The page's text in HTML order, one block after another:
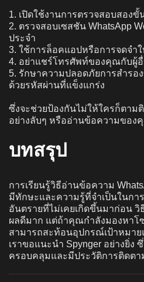
1. เปิดใช้งานการตรวจสอบสองขั้
2. ตรวจสอบเซสชัน WhatsApp
ประจำ
3. ใช้การล็อคแอปหรือการจดจำ
4. อย่าแชร์โทรศัพท์ของคุณกับผู้
5. รักษาความปลอดภัยการสำร
ด้วยรหัสผ่านที่แข็งแกร่ง
ซึ่งจะช่วยป้องกันไม่ให้ใครก็ตาม
อย่างลับๆ หรืออ่านข้อความขอ
บทสรุป
การเรียนรู้วิธีอ่านข้อความ
มีทักษะและความรู้ที่จำเป็นในก
อันตรายที่ไม่เคยเกิดขึ้นมาก่อน
ผลดีมาก แต่ถ้าคุณกำลังมองหาโ
สามารถสะท้อนอุปกรณ์เป้าหมา
เราขอแนะนำ Spynger อย่างยิ่ง
ครอบคลุมและมีประวัติการติดตา